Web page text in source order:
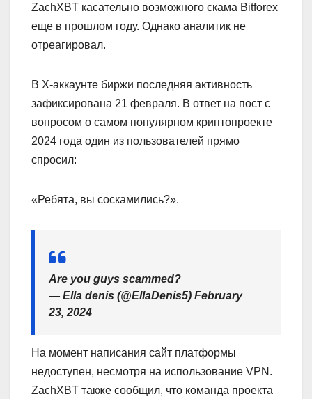
ZachXBT касательно возможного скама Bitforex
еще в прошлом году. Однако аналитик не
отреагировал.
В X-аккаунте биржи последняя активность
зафиксирована 21 февраля. В ответ на пост с
вопросом о самом популярном криптопроекте
2024 года один из пользователей прямо
спросил:
«Ребята, вы соскамились?».
Are you guys scammed?
— Ella denis (@EllaDenis5) February
23, 2024
На момент написания сайт платформы
недоступен, несмотря на использование VPN.
ZachXBT также сообщил, что команда проекта